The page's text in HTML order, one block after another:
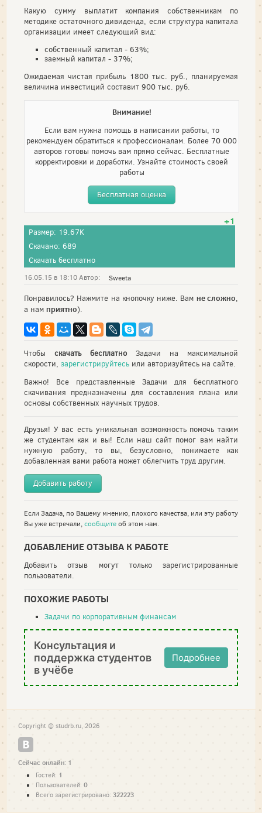
Какую сумму выплатит компания собственникам по
методике остаточного дивиденда, если структура капитала
организации имеет следующий вид:
собственный капитал - 63%;
заемный капитал - 37%;
Ожидаемая чистая прибыль 1800 тыс. руб., планируемая
величина инвестиций составит 900 тыс. руб.
Внимание!
Если вам нужна помощь в написании работы, то
рекомендуем обратиться к профессионалам. Более 70 000
авторов готовы помочь вам прямо сейчас. Бесплатные
корректировки и доработки. Узнайте стоимость своей
работы
Бесплатная оценка
+1
Размер: 19.67K
Скачано: 689
Скачать бесплатно
16.05.15 в 18:10 Автор: Sweeta
Понравилось? Нажмите на кнопочку ниже. Вам не сложно,
а нам приятно).
Чтобы скачать бесплатно Задачи на максимальной
скорости, зарегистрируйтесь или авторизуйтесь на сайте.
Важно! Все представленные Задачи для бесплатного
скачивания предназначены для составления плана или
основы собственных научных трудов.
Друзья! У вас есть уникальная возможность помочь таким
же студентам как и вы! Если наш сайт помог вам найти
нужную работу, то вы, безусловно, понимаете как
добавленная вами работа может облегчить труд другим.
Добавить работу
Если Задача, по Вашему мнению, плохого качества, или эту работу
Вы уже встречали,сообщитеоб этом нам.
ДОБАВЛЕНИЕ ОТЗЫВА К РАБОТЕ
Добавить отзыв могут только зарегистрированные
пользователи.
ПОХОЖИЕ РАБОТЫ
Задачи по корпоративным финансам
Консультация и
поддержка студентов
в учёбе
Подробнее
Copyright © studrb.ru, 2026
Сейчас онлайн: 1
Гостей: 1
Пользователей: 0
Всего зарегистрировано: 322223